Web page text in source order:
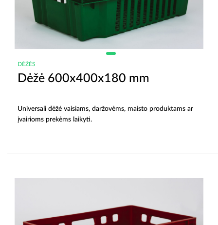
DĖŽĖS
Dėžė 600x400x180 mm
Universali dėžė vaisiams, daržovėms, maisto produktams ar
įvairioms prekėms laikyti.